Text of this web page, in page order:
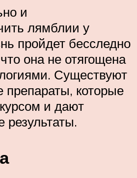
и
лямблии у
пройдет бесследно
она не отягощена
Существуют
которые
и дают
результаты.